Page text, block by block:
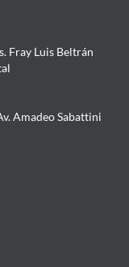
Fray Luis Beltrán
Amadeo Sabattini